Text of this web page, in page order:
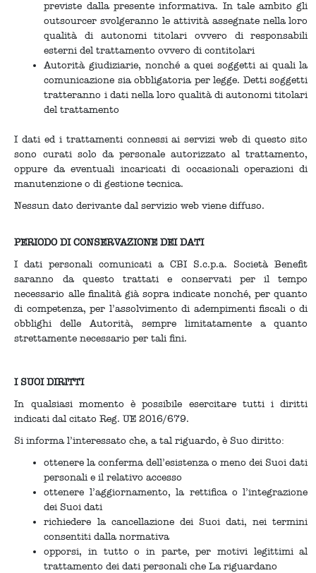
previste dalla presente informativa. In tale ambito gli
outsourcer svolgeranno le attività assegnate nella loro
qualità di autonomi titolari ovvero di responsabili
esterni del trattamento ovvero di contitolari
Autorità giudiziarie, nonché a quei soggetti ai quali la
comunicazione sia obbligatoria per legge. Detti soggetti
tratteranno i dati nella loro qualità di autonomi titolari
del trattamento
I dati ed i trattamenti connessi ai servizi web di questo sito
sono curati solo da personale autorizzato al trattamento,
oppure da eventuali incaricati di occasionali operazioni di
manutenzione o di gestione tecnica.
Nessun dato derivante dal servizio web viene diffuso.
PERIODO DI CONSERVAZIONE DEI DATI
I dati personali comunicati a CBI S.c.p.a. Società Benefit
saranno da questo trattati e conservati per il tempo
necessario alle finalità già sopra indicate nonché, per quanto
di competenza, per l’assolvimento di adempimenti fiscali o di
obblighi delle Autorità, sempre limitatamente a quanto
strettamente necessario per tali fini.
I SUOI DIRITTI
In qualsiasi momento è possibile esercitare tutti i diritti
indicati dal citato Reg. UE 2016/679.
Si informa l’interessato che, a tal riguardo, è Suo diritto:
ottenere la conferma dell’esistenza o meno dei Suoi dati
personali e il relativo accesso
ottenere l’aggiornamento, la rettifica o l’integrazione
dei Suoi dati
richiedere la cancellazione dei Suoi dati, nei termini
consentiti dalla normativa
opporsi, in tutto o in parte, per motivi legittimi al
trattamento dei dati personali che La riguardano